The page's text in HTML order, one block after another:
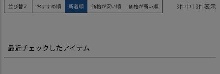
並び替え おすすめ順 新着順 価格が安い順 価格が高い順 3件中 1-3件表示
最近チェックしたアイテム